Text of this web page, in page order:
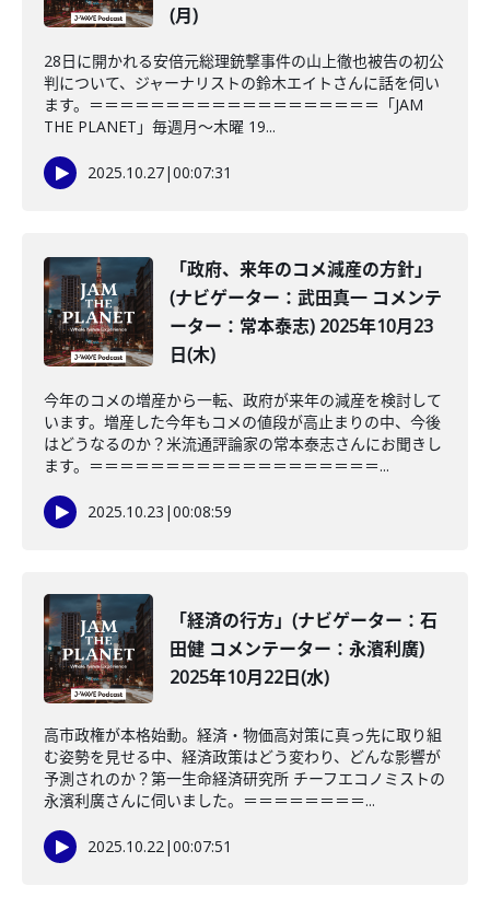
(月)
28日に開かれる安倍元総理銃撃事件の山上徹也被告の初公
判について、ジャーナリストの鈴木エイトさんに話を伺い
ます。＝＝＝＝＝＝＝＝＝＝＝＝＝＝＝＝＝＝＝「JAM
THE PLANET」毎週月～木曜 19...
2025.10.27|00:07:31
「政府、来年のコメ減産の方針」
(ナビゲーター：武田真一 コメンテ
ーター：常本泰志) 2025年10月23
日(木)
今年のコメの増産から一転、政府が来年の減産を検討して
います。増産した今年もコメの値段が高止まりの中、今後
はどうなるのか？米流通評論家の常本泰志さんにお聞きし
ます。＝＝＝＝＝＝＝＝＝＝＝＝＝＝＝＝＝＝＝...
2025.10.23 |00:08:59
「経済の行方」(ナビゲーター：石
田健 コメンテーター：永濱利廣)
2025年10月22日(水)
高市政権が本格始動。経済・物価高対策に真っ先に取り組
む姿勢を見せる中、経済政策はどう変わり、どんな影響が
予測されのか？第一生命経済研究所 チーフエコノミストの
永濱利廣さんに伺いました。＝＝＝＝＝＝＝＝...
2025.10.22|00:07:51